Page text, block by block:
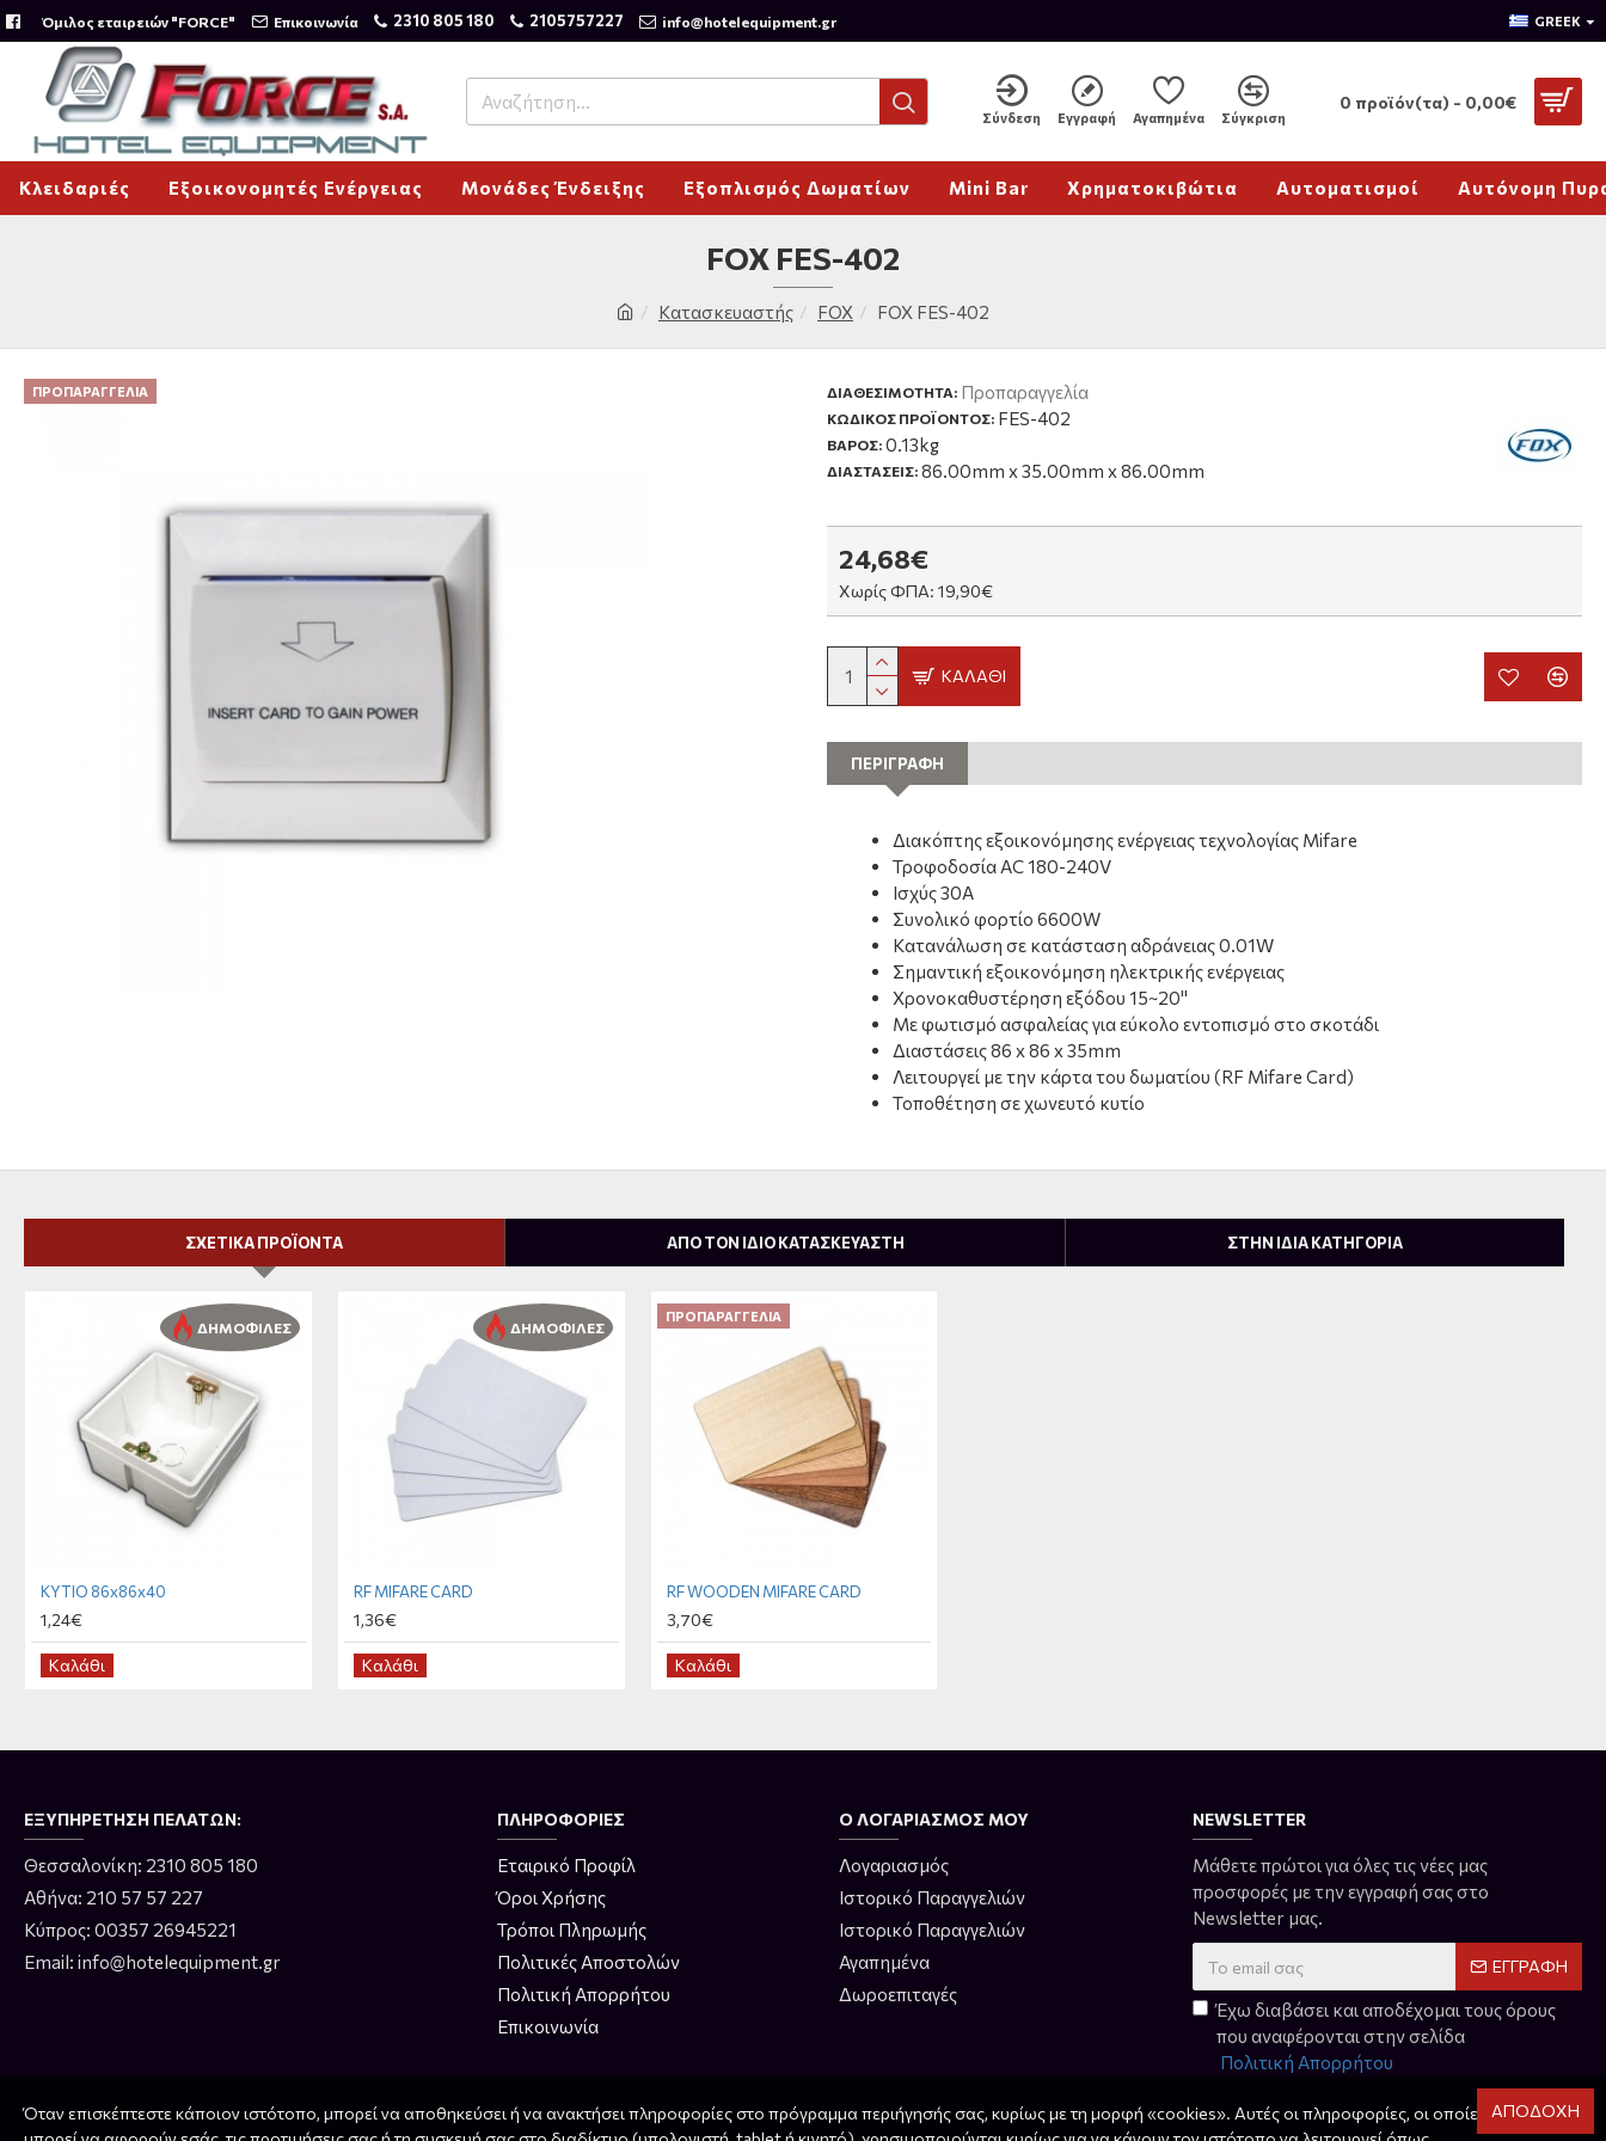
Όμιλος εταιρειών "FORCE" Επικοινωνία 2310 805 180 2105757227 info@hotelequipment.gr GREEK
Σύνδεση Εγγραφή Αγαπημένα Σύγκριση
0 προϊόν(τα) - 0,00€
Κλειδαριές Εξοικονομητές Ενέργειας Μονάδες Ένδειξης Εξοπλισμός Δωματίων Mini Bar Χρηματοκιβώτια Αυτοματισμοί Αυτόνομη
Κατασκευαστής FOX FOX FES-402
FOX FES-402
ΠΡΟΠΑΡΑΓΓΕΛΊΑ ΔΙΑΘΕΣΙΜΌΤΗΤΑ: Προπαραγγελία
ΚΩΔΙΚΟΣ ΠΡΟΪΟΝΤΟΣ: FES-402
ΒΑΡΟΣ: 0.13kg
ΔΙΑΣΤΑΣΕΙΣ: 86.00mm x 35.00mm x 86.00mm
24,68€
Χωρίς ΦΠΑ: 19,90€
ΚΑΛΆΘΙ
ΠΕΡΙΓΡΑΦΗ
Διακόπτης εξοικονόμησης ενέργειας τεχνολογίας Mifare
Τροφοδοσία AC 180-240V
Ισχύς 30Α
Συνολικό φορτίο 6600W
Κατανάλωση σε κατάσταση αδράνειας 0.01W
Σημαντική εξοικονόμηση ηλεκτρικής ενέργειας
Χρονοκαθυστέρηση εξόδου 15~20"
Με φωτισμό ασφαλείας για εύκολο εντοπισμό στο σκοτάδι
Διαστάσεις 86 x 86 x 35mm
Λειτουργεί με την κάρτα του δωματίου (RF Mifare Card)
Τοποθέτηση σε χωνευτό κυτίο
ΣΧΕΤΙΚΑ ΠΡΟΪΟΝΤΑ ΑΠΟ ΤΟΝ ΙΔΙΟ ΚΑΤΑΣΚΕΥΑΣΤΗ ΣΤΗΝ ΙΔΙΑ ΚΑΤΗΓΟΡΙΑ
ΔΗΜΟΦΙΛΕΣ
ΚΥΤΙΟ 86x86x40
1,24€
Καλάθι
ΔΗΜΟΦΙΛΕΣ
RF MIFARE CARD
1,36€
Καλάθι
ΠΡΟΠΑΡΑΓΓΕΛΊΑ
RF WOODEN MIFARE CARD
3,70€
Καλάθι
ΕΞΥΠΗΡΈΤΗΣΗ ΠΕΛΑΤΏΝ:
Θεσσαλονίκη: 2310 805 180
Αθήνα: 210 57 57 227
Κύπρος: 00357 26945221
Email: info@hotelequipment.gr
ΠΛΗΡΟΦΟΡΊΕΣ
Εταιρικό Προφίλ
Όροι Χρήσης
Τρόποι Πληρωμής
Πολιτικές Αποστολών
Πολιτική Απορρήτου
Επικοινωνία
Ο ΛΟΓΑΡΙΑΣΜΌΣ ΜΟΥ
Λογαριασμός
Ιστορικό Παραγγελιών
Ιστορικό Παραγγελιών
Αγαπημένα
Δωροεπιταγές
NEWSLETTER
Μάθετε πρώτοι για όλες τις νέες μας
προσφορές με την εγγραφή σας στο
Newsletter μας.
ΕΓΓΡΑΦΉ
Έχω διαβάσει και αποδέχομαι τους όρους
που αναφέρονται στην σελίδα
Πολιτική Απορρήτου
ΑΠΟΔΟΧΉ
Όταν επισκέπτεστε κάποιον ιστότοπο, μπορεί να αποθηκεύσει ή να ανακτήσει πληροφορίες στο πρόγραμμα περιήγησής σας, κυρίως με τη μορφή «cookies». Αυτές οι πληροφορίες, οι οποίες